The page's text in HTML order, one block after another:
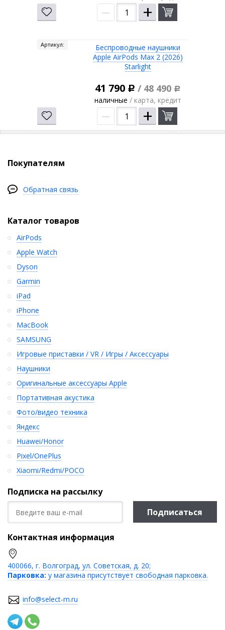
– +
Беспроводные наушники
Apple AirPods Max 2 (2026)
Starlight
Артикул:
41 790 Р / 48 490 Р
наличные/ карта, кредит
– +
Покупателям
Обратная связь
Каталог товаров
AirPods
Apple Watch
Dyson
Garmin
iPad
iPhone
MacBook
SAMSUNG
Игровые приставки / VR / Игры / Аксессуары
Наушники
Оригинальные аксессуары Apple
Портативная акустика
Фото/видео техника
Яндекс
Huawei/Honor
Pixel/OnePlus
Xiaomi/Redmi/POCO
Подписка на рассылку
Подписаться
Контактная информация
400066, г. Волгоград, ул. Советская, д. 20;
Парковка: у магазина присутствует свободная парковка.
info@select-m.ru